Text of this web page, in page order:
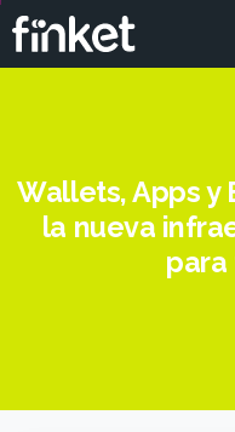
Wallets, Apps y
la nueva
para